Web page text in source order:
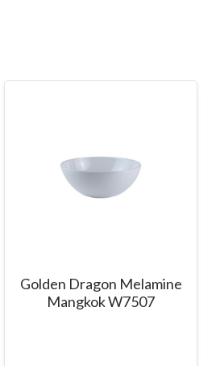
Golden Dragon Melamine
Mangkok W7507